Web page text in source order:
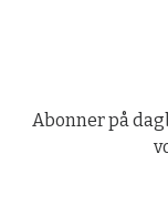
Abonner på